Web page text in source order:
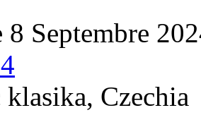
8 Septembre
klasika, Czechia